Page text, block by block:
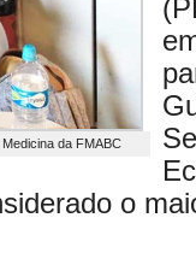
da FMABC
o